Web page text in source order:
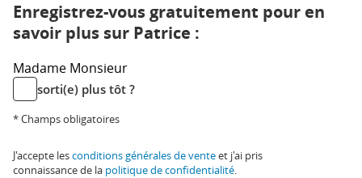
Enregistrez-vous gratuitement pour en
savoir plus sur Patrice :
Madame Monsieur
sorti(e) plus tôt ?
* Champs obligatoires
J'accepte lesconditions générales de venteet j'ai pris
connaissance de la politique de confidentialité.